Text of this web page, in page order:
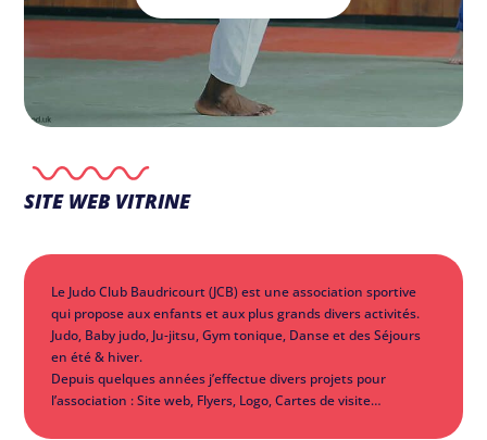
SITE WEB VITRINE
Le Judo Club Baudricourt (JCB) est une association sportive
qui propose aux enfants et aux plus grands divers activités.
Judo, Baby judo, Ju-jitsu, Gym tonique, Danse et des Séjours
en été & hiver.
Depuis quelques années j’effectue divers projets pour
l’association : Site web, Flyers, Logo, Cartes de visite…